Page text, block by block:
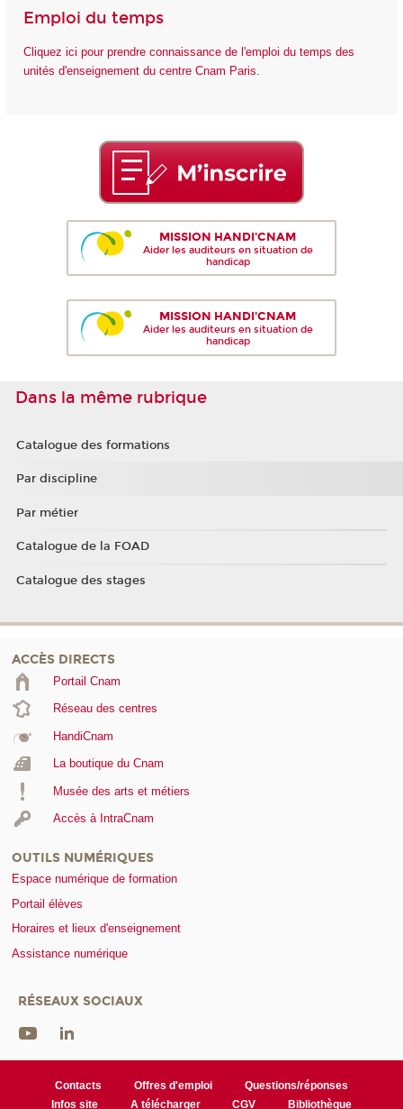
Emploi du temps
Cliquez ici pour prendre connaissance de l'emploi du temps des
unités d'enseignement du centre Cnam Paris.
MISSION HANDI'CNAM
Aider les auditeurs en situation de
handicap
MISSION HANDI'CNAM
Aider les auditeurs en situation de
handicap
Dans la même rubrique
Catalogue des formations
Par discipline
Par métier
Catalogue de la FOAD
Catalogue des stages
ACCÈS DIRECTS
Portail Cnam
Réseau des centres
HandiCnam
La boutique du Cnam
Musée des arts et métiers
Accès à IntraCnam
OUTILS NUMÉRIQUES
Espace numérique de formation
Portail élèves
Horaires et lieux d'enseignement
Assistance numérique
RÉSEAUX SOCIAUX
Contacts Offres d'emploi
Questions/réponses
Infos site
A télécharger CGV Bibliothèque